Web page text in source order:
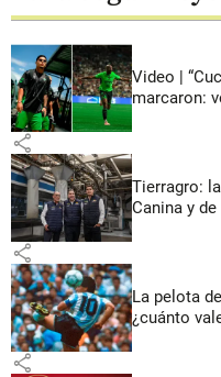
Video |
marcaron:
share
Tierragro:
Canina y
share
La pelota
¿cuánto
share